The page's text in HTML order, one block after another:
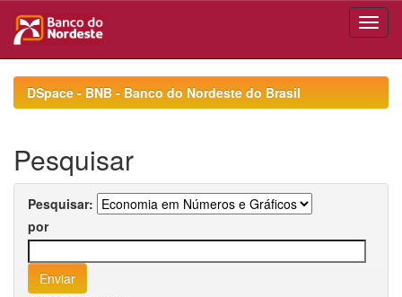
navigationDSpace - BNB - Banco do Nordeste do Brasil
Pesquisar
Pesquisar:
por